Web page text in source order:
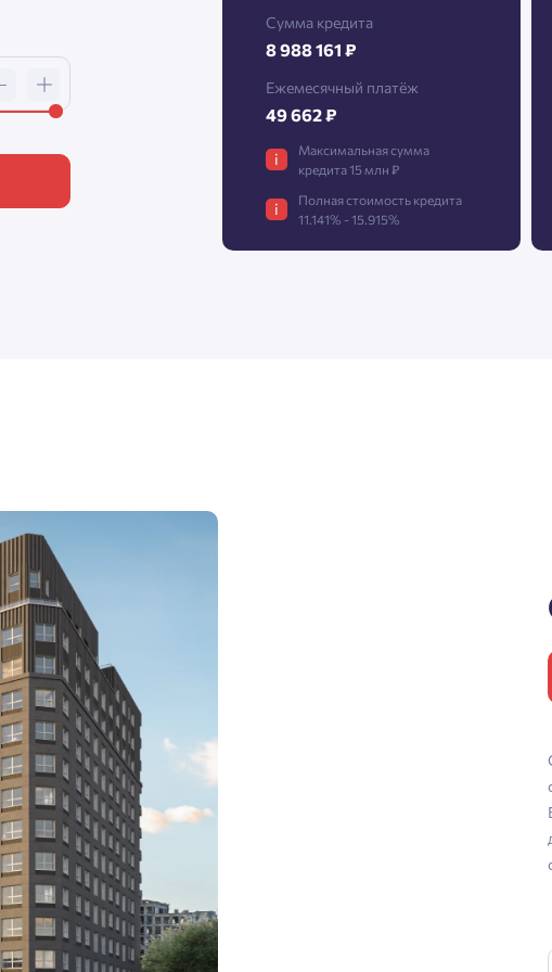
Сумма кредита
8 988 161 ₽
Ежемесячный платёж
49 662 ₽
i
Максимальная сумма
кредита 15 млн ₽
i
Полная стоимость кредита
11.141% - 15.915%
Подтвердить